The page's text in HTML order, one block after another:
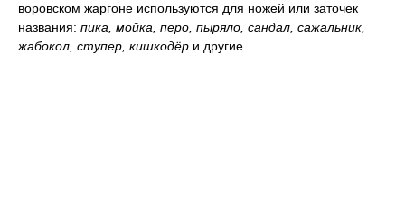
воровском жаргоне используются для ножей или заточек
названия: пика, мойка, перо, пыряло, сандал, сажальник,
жабокол, ступер, кишкодёр и другие.